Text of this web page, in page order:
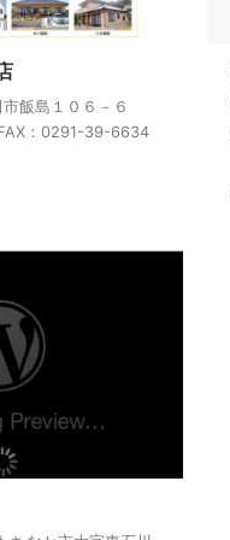
飯島１０６－６
：0291-39-6634